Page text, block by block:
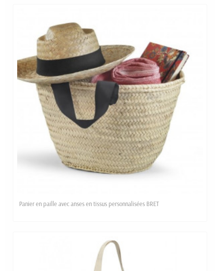
Panier en paille avec anses en tissus personnalisées BRET